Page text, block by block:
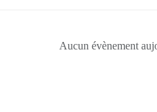
Aucun évènement